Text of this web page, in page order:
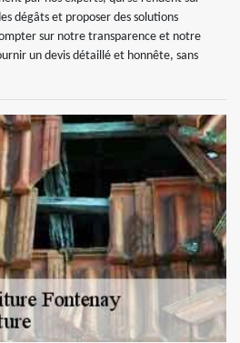
dégâts et proposer des solutions
sur notre transparence et notre
un devis détaillé et honnête, sans